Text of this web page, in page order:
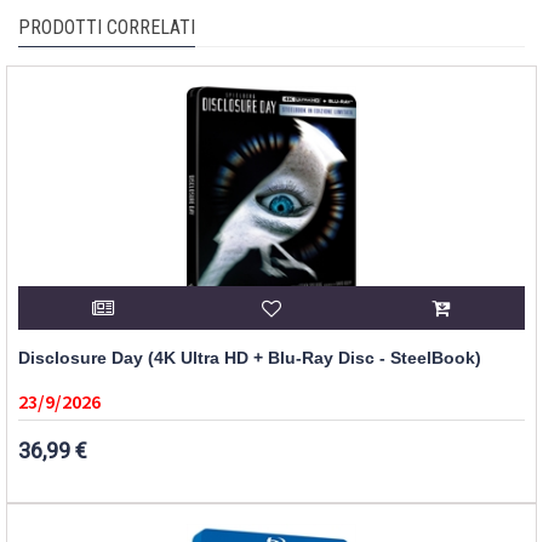
PRODOTTI CORRELATI
Disclosure Day (4K Ultra HD + Blu-Ray Disc - SteelBook)
23/9/2026
36,99 €